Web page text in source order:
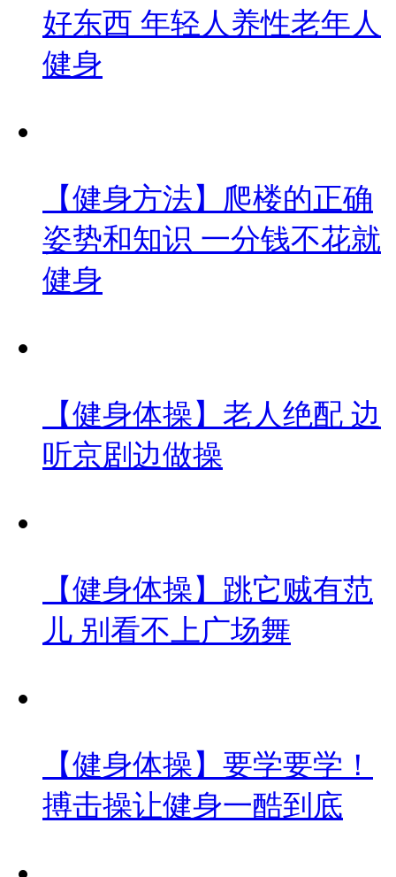
好东西 年轻人养性老年人
健身
【健身方法】爬楼的正确
姿势和知识 一分钱不花就
健身
【健身体操】老人绝配 边
听京剧边做操
【健身体操】跳它贼有范
儿 别看不上广场舞
【健身体操】要学要学！
搏击操让健身一酷到底